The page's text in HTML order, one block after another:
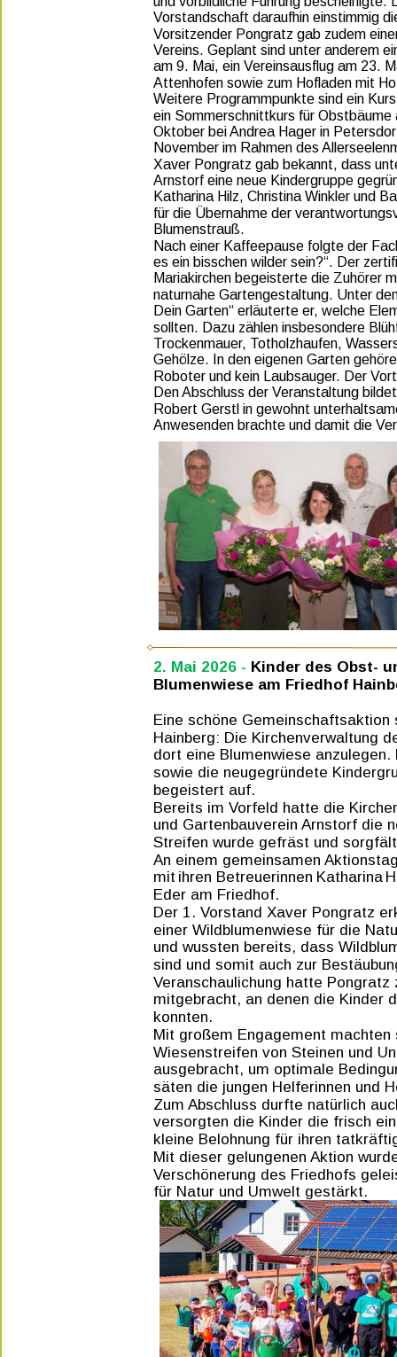
Vorstandschaft daraufhin einstimmig
Vorsitzender Pongratz gab zudem
Vereins. Geplant sind unter anderem
am 9. Mai, ein Vereinsausflug am 23.
Attenhofen sowie zum Hofladen mit
Weitere Programmpunkte sind ein
ein Sommerschnittkurs für
Oktober bei Andrea Hager in
November im Rahmen des
Xaver Pongratz gab bekannt, dass
Arnstorf eine neue Kindergruppe
Katharina Hilz, Christina Winkler und
für die Übernahme der
Blumenstrauß.
Nach einer Kaffeepause folgte der
es ein bisschen wilder sein?“. Der
Mariakirchen begeisterte die Zuhörer
naturnahe Gartengestaltung. Unter
Dein Garten“ erläuterte er, welche
sollten. Dazu zählen insbesondere
Trockenmauer, Totholzhaufen,
Gehölze. In den eigenen Garten
Roboter und kein Laubsauger. Der
Den Abschluss der Veranstaltung
Robert Gerstl in gewohnt
Anwesenden brachte und damit die
2. Mai 2026 - Kinder des Obst-
Blumenwiese am Friedhof
Eine schöne
Hainberg: Die Kirchenverwaltung
dort eine Blumenwiese
sowie die neugegründete
begeistert auf.
Bereits im Vorfeld hatte die
und Gartenbauverein Arnstorf die
Streifen wurde gefräst und
An einem gemeinsamen
mit ihren Betreuerinnen Katharina
Eder am Friedhof.
Der 1. Vorstand Xaver Pongratz
einer Wildblumenwiese für die
und wussten bereits, dass
sind und somit auch zur
Veranschaulichung hatte
mitgebracht, an denen die Kinder
konnten.
Mit großem Engagement
Wiesenstreifen von Steinen und
ausgebracht, um optimale
säten die jungen Helferinnen und
Zum Abschluss durfte natürlich
versorgten die Kinder die frisch
kleine Belohnung für ihren
Mit dieser gelungenen Aktion
Verschönerung des Friedhofs
für Natur und Umwelt gestärkt.